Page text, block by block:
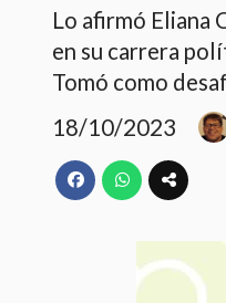
Lo afirmó Eliana
en su carrera
Tomó como
18/10/2023